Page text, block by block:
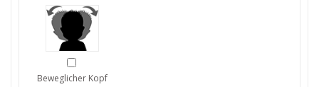
Beweglicher Kopf